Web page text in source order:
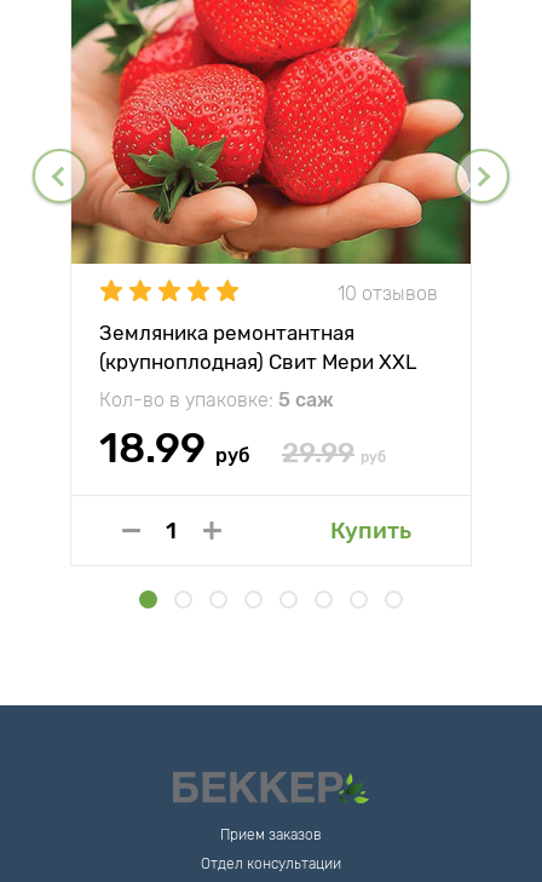
10 отзывов
Земляника ремонтантная
(крупноплодная) Свит Мери XXL
Кол-во в упаковке: 5 саж
18.99 руб 29.99 руб
Купить
Прием заказов
Отдел консультации